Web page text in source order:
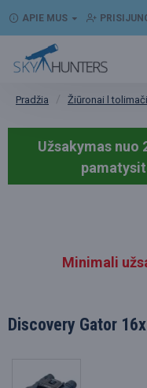
APIE MUS
Pradžia Žiūronai l
Užsakymas nuo
Minimali
Discovery Gator